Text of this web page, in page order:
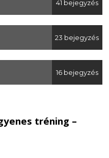
41 bejegyzés
23 bejegyzés
16 bejegyzés
tréning –